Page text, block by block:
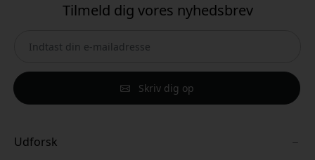
Tilmeld dig vores nyhedsbrev
Skriv dig op
Udforsk